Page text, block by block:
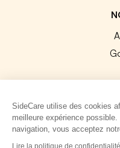
© 2026
SideCare utilise des cookies
meilleure expérience
navigation, vous acceptez
Lire la politique de confidentialité